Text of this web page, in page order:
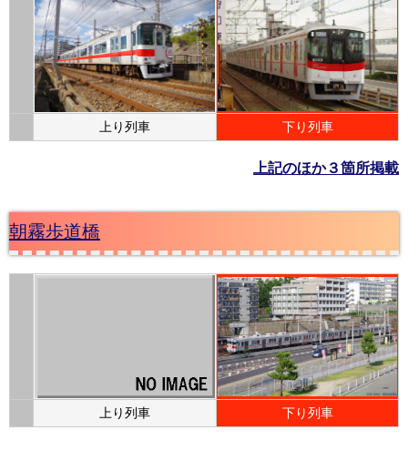
上り列車 下り列車
上記のほか３箇所掲載
朝霧歩道橋
上り列車 下り列車